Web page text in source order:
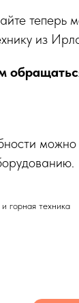
теперь
из
горная техника